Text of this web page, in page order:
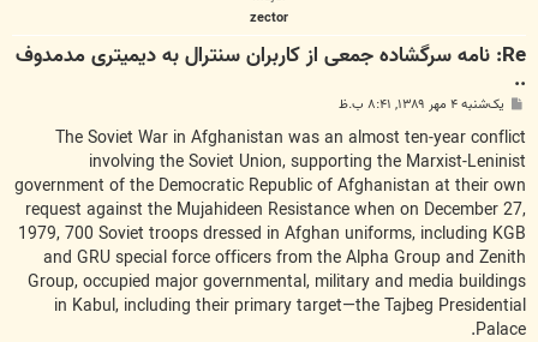
zector
Re: نامه سرگشاده جمعی از کاربران سنترال به دیمیتری مدمدوف
..
پ
ت
یک‌شنبه ۴ مهر ۱۳۸۹, ۸:۴۱ ب.ظ
The Soviet War in Afghanistan was an almost ten-year conflict
involving the Soviet Union, supporting the Marxist-Leninist
government of the Democratic Republic of Afghanistan at their own
request against the Mujahideen Resistance when on December 27,
1979, 700 Soviet troops dressed in Afghan uniforms, including KGB
and GRU special force officers from the Alpha Group and Zenith
Group, occupied major governmental, military and media buildings
in Kabul, including their primary target—the Tajbeg Presidential
Palace.